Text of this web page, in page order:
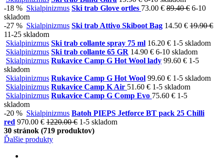
-18 % Skialpinizmus Ski trab Glove ortles 73.00 € 89.40 € 6-10
skladom
-27 % Skialpinizmus Ski trab Attivo Skiboot Bag 14.50 € 19.90 €
11-25 skladom
Skialpinizmus Ski trab collante spray 75 ml 16.20 € 1-5 skladom
Skialpinizmus Ski trab collante 65 GR 14.90 € 6-10 skladom
Skialpinizmus Rukavice Camp G Hot Wool lady 99.60 € 1-5
skladom
Skialpinizmus Rukavice Camp G Hot Wool 99.60 € 1-5 skladom
Skialpinizmus Rukavice Camp K Air 51.60 € 1-5 skladom
Skialpinizmus Rukavice Camp G Comp Evo 75.60 € 1-5
skladom
-20 % Skialpinizmus Batoh PIEPS Jetforce BT pack 25 Chilli
red 970.00 € 1220.00 € 1-5 skladom
30 stránok (719 produktov)
Ďalšie produkty